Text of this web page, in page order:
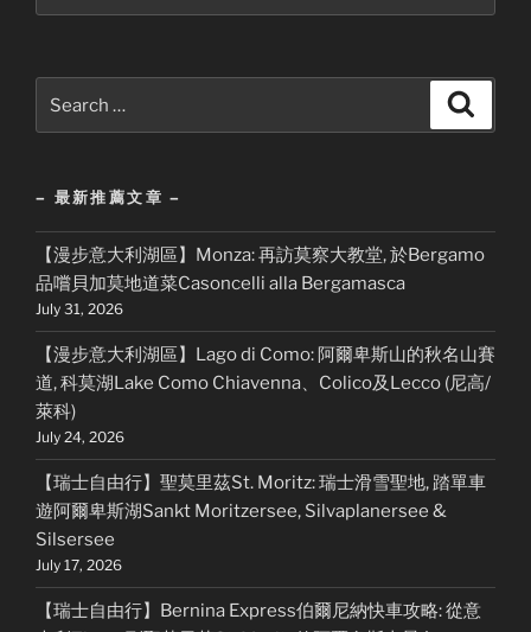
– 最新推薦文章 –
【漫步意大利湖區】Monza: 再訪莫察大教堂, 於Bergamo
品嚐貝加莫地道菜Casoncelli alla Bergamasca
July 31, 2026
【漫步意大利湖區】Lago di Como: 阿爾卑斯山的秋名山賽
道, 科莫湖Lake Como Chiavenna、Colico及Lecco (尼高/
萊科)
July 24, 2026
【瑞士自由行】聖莫里茲St. Moritz: 瑞士滑雪聖地, 踏單車
遊阿爾卑斯湖Sankt Moritzersee, Silvaplanersee &
Silsersee
July 17, 2026
【瑞士自由行】Bernina Express伯爾尼納快車攻略: 從意